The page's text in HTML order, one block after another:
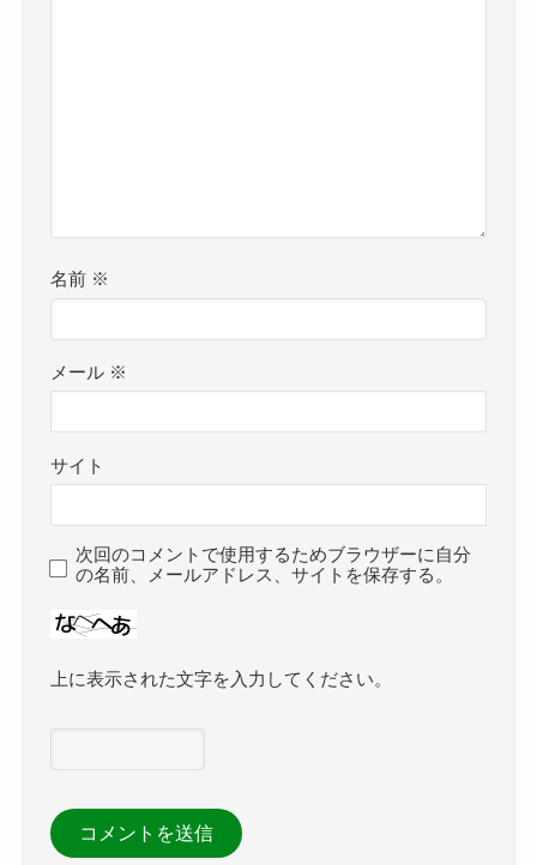
名前 ※
メール ※
サイト
次回のコメントで使用するためブラウザーに自分
の名前、メールアドレス、サイトを保存する。
上に表示された文字を入力してください。